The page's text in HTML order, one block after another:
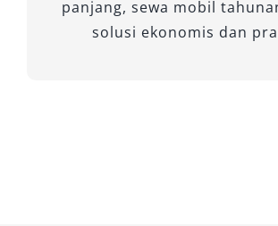
harian, mobil MPV seperti
Xpander cocok, sementara untuk
panjang, sewa mobil
solusi ekonomis dan